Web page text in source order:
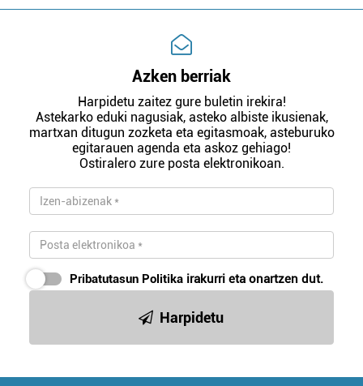
Azken berriak
Harpidetu zaitez gure buletin irekira!
Astekarko eduki nagusiak, asteko albiste ikusienak,
martxan ditugun zozketa eta egitasmoak, asteburuko
egitarauen agenda eta askoz gehiago!
Ostiralero zure posta elektronikoan.
Pribatutasun Politika irakurri eta onartzen dut.
Harpidetu